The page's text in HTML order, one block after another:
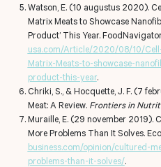
Watson, E. (10 augustus 2020).
Matrix Meats to Showcase
Product’ This Year.
usa.com/Article/2020/08/10/
Matrix-Meats-to-showcase-
product-this-year.
Chriki, S., & Hocquette, J. F. (7
Meat: A Review. Frontiers in
Muraille, E. (29 november 2019).
More Problems Than It Solves.
business.com/opinion/cultured-
problems-than-it-solves/.